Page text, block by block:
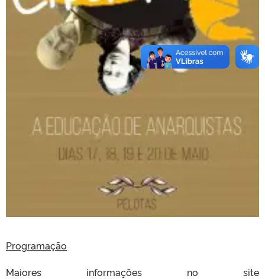
Programação
Maiores informações no site